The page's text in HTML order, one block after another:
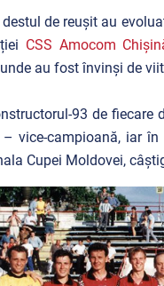
destul de reușit au
CSS Amocom
au fost învinși de
93 de
vice-campioană, iar
Cupei Moldovei,